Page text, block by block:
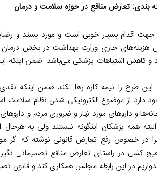
بندی: تعارض منافع در حوزه سلامت و درمان
اقدام بسیار خوبی است و مورد پسند و
هزینه‌های جاری وزارت بهداشت در بخش
و کاهش اشتباهات پزشکی می‌باشد. ضمن اینکه
طرح را نیمه کاره رها نکند ضمن اینکه
از موضوع الکترونیکی شدن نظام سلامت
و داروهای مورد نیاز و ضروری مردم و داروهای
همه پزشکان اینگونه نیستند ولی به
در خصوص رفع تعارض قانونی نوشته که اگر
کسی در راستای تعارض منافع تصمیماتی
در این رابطه مجلس همکاری کند و قانون